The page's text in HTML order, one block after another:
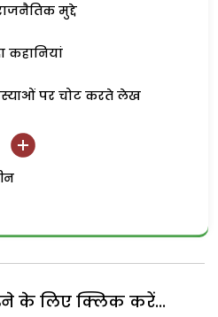
मुद्दे
कहानियां
पर चोट करते लेख
के लिए क्लिक करें...